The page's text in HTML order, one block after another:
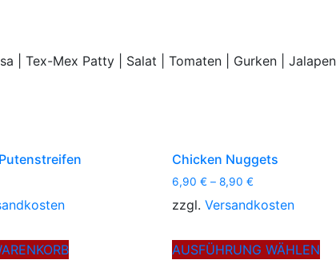
| Tex-Mex Patty | Salat | Tomaten | Gurken |
Chicken Nuggets
6,90 € – 8,90 €
zzgl. Versandkosten
AUSFÜHRUNG WÄHLEN